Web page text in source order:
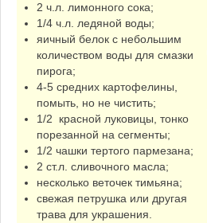
2 ч.л. лимонного сока;
1/4 ч.л. ледяной воды;
яичный белок с небольшим
количеством воды для смазки
пирога;
4-5 средних картофелины,
помыть, но не чистить;
1/2 красной луковицы, тонко
порезанной на сегменты;
1/2 чашки тертого пармезана;
2 ст.л. сливочного масла;
несколько веточек тимьяна;
свежая петрушка или другая
трава для украшения.